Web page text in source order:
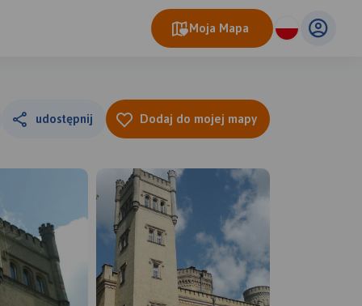
Moja Mapa
udostępnij Dodaj do mojej mapy